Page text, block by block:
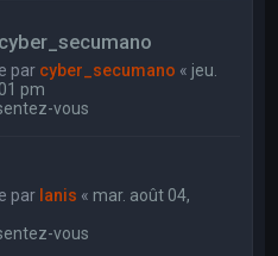
par cyber_secumano « jeu.
pm
vous
par Ianis « mar. août 04,
vous